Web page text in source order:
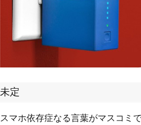
未定
スマホ依存症なる言葉がマスコミ